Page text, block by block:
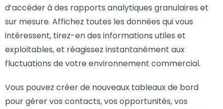
d’accéder à des rapports analytiques granulaires et
sur mesure. Affichez toutes les données qui vous
intéressent, tirez-en des informations utiles et
exploitables, et réagissez instantanément aux
fluctuations de votre environnement commercial.
Vous pouvez créer de nouveaux tableaux de bord
pour gérer vos contacts, vos opportunités, vos